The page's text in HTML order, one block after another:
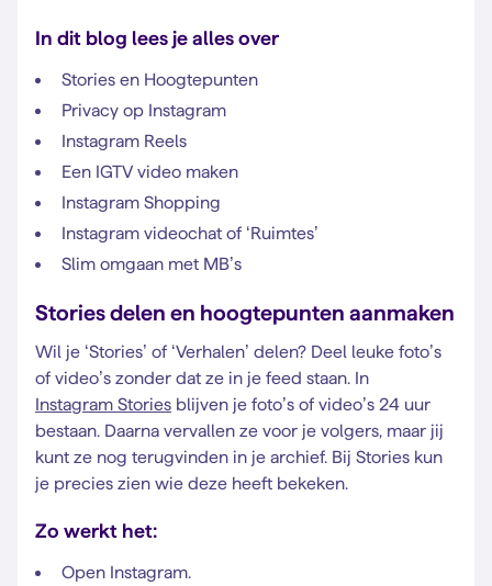
In dit blog lees je alles over
Stories en Hoogtepunten
Privacy op Instagram
Instagram Reels
Een IGTV video maken
Instagram Shopping
Instagram videochat of ‘Ruimtes’
Slim omgaan met MB’s
Stories delen en hoogtepunten aanmaken
Wil je ‘Stories’ of ‘Verhalen’ delen? Deel leuke foto’s
of video’s zonder dat ze in je feed staan. In
Instagram Stories blijven je foto’s of video’s 24 uur
bestaan. Daarna vervallen ze voor je volgers, maar jij
kunt ze nog terugvinden in je archief. Bij Stories kun
je precies zien wie deze heeft bekeken.
Zo werkt het:
Open Instagram.